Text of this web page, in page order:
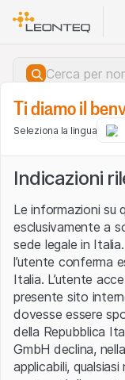
Dati del mercato
Crypto products
Ti diamo il
Seleziona la lingua
Indicazioni
Le informazioni su
esclusivamente a
sede legale in
l’utente conferma
Italia. L’utente
presente sito
dovesse essere
della Repubblica
GmbH declina,
applicabili,